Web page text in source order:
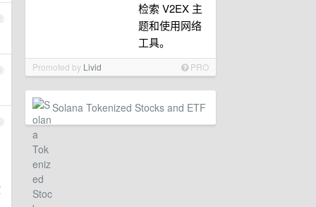
检索 V2EX 主
题和使用网络
工具。
Promoted by Livid PRO
Solana Tokenized Stocks and ETF